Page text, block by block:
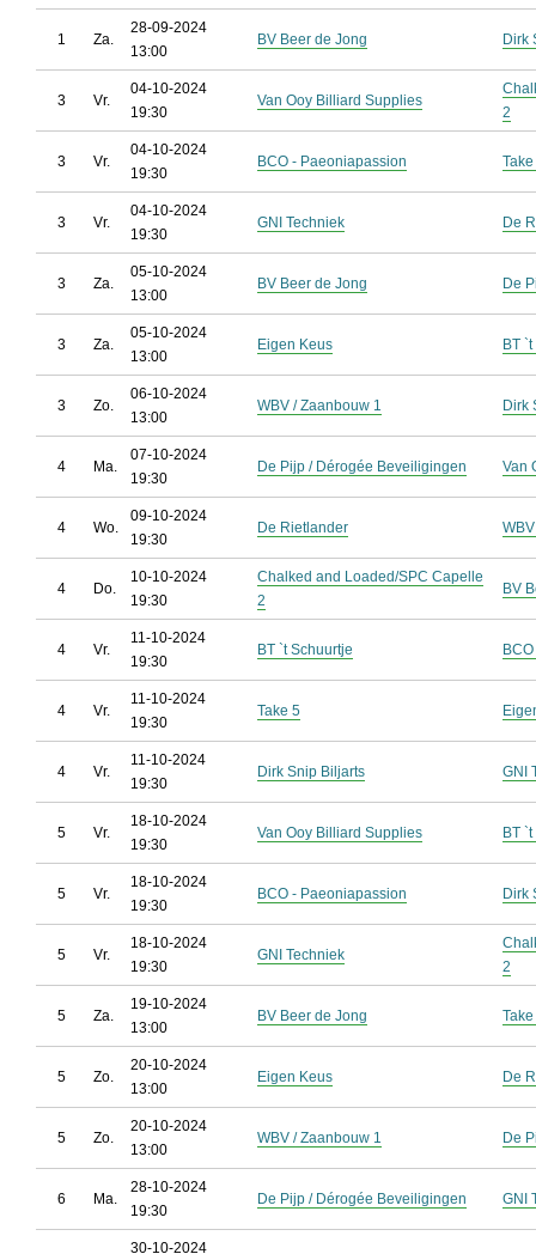
1 Za.
28-09-2024
13:00
BV Beer de Jong Dirk
3 Vr.
04-10-2024
19:30
Van Ooy Billiard Supplies
2
3 Vr.
04-10-2024
19:30
BCO - Paeoniapassion
3 Vr.
04-10-2024
19:30
GNI Techniek De
3 Za.
05-10-2024
13:00
BV Beer de Jong De
3 Za.
05-10-2024
13:00
Eigen Keus BT
3 Zo.
06-10-2024
13:00
WBV / Zaanbouw 1 Dirk
4 Ma.
07-10-2024
19:30
De Pijp / Dérogée Beveiligingen Van
4 Wo.
09-10-2024
19:30
De Rietlander
4 Do.
10-10-2024
19:30
Chalked and Loaded/SPC Capelle
2
BV
4 Vr.
11-10-2024
19:30
BT `t Schuurtje
4 Vr.
11-10-2024
19:30
Take 5
4 Vr.
11-10-2024
19:30
Dirk Snip Biljarts GNI
5 Vr.
18-10-2024
19:30
Van Ooy Billiard Supplies BT
5 Vr.
18-10-2024
19:30
BCO - Paeoniapassion Dirk
5 Vr.
18-10-2024
19:30
GNI Techniek
2
5 Za.
19-10-2024
13:00
BV Beer de Jong
5 Zo.
20-10-2024
13:00
Eigen Keus De
5 Zo.
20-10-2024
13:00
WBV / Zaanbouw 1 De
6 Ma.
28-10-2024
19:30
De Pijp / Dérogée Beveiligingen GNI
30-10-2024